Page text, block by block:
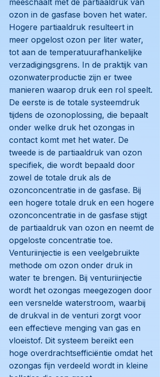
meeschaalt met de partiaaldruk van
ozon in de gasfase boven het water.
Hogere partiaaldruk resulteert in
meer opgelost ozon per liter water,
tot aan de temperatuurafhankelijke
verzadigingsgrens. In de praktijk van
ozonwaterproductie zijn er twee
manieren waarop druk een rol speelt.
De eerste is de totale systeemdruk
tijdens de ozonoplossing, die bepaalt
onder welke druk het ozongas in
contact komt met het water. De
tweede is de partiaaldruk van ozon
specifiek, die wordt bepaald door
zowel de totale druk als de
ozonconcentratie in de gasfase. Bij
een hogere totale druk en een hogere
ozonconcentratie in de gasfase stijgt
de partiaaldruk van ozon en neemt de
opgeloste concentratie toe.
Venturiinjectie is een veelgebruikte
methode om ozon onder druk in
water te brengen. Bij venturiinjectie
wordt het ozongas meegezogen door
een versnelde waterstroom, waarbij
de drukval in de venturi zorgt voor
een effectieve menging van gas en
vloeistof. Dit systeem bereikt een
hoge overdrachtsefficiëntie omdat het
ozongas fijn verdeeld wordt in kleine